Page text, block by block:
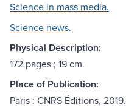
Science in mass media.
Science news.
Physical Description:
172 pages ; 19 cm.
Place of Publication:
Paris : CNRS Éditions, 2019.